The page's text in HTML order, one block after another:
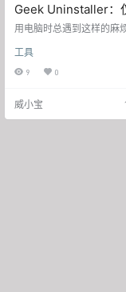
Geek Uninstaller：
安装包的电脑卸载软
微软自带程序
用电脑时总遇到这样的麻
到卸载入口，要么卸载后
数据；而多数卸载工具又
的电脑卸载软件，早该像
理的目标” 一样清爽。 今
工具
9 0
威小宝